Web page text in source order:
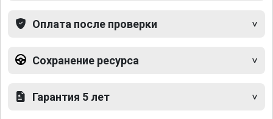
Оплата после проверки
Сохранение ресурса
Гарантия 5 лет